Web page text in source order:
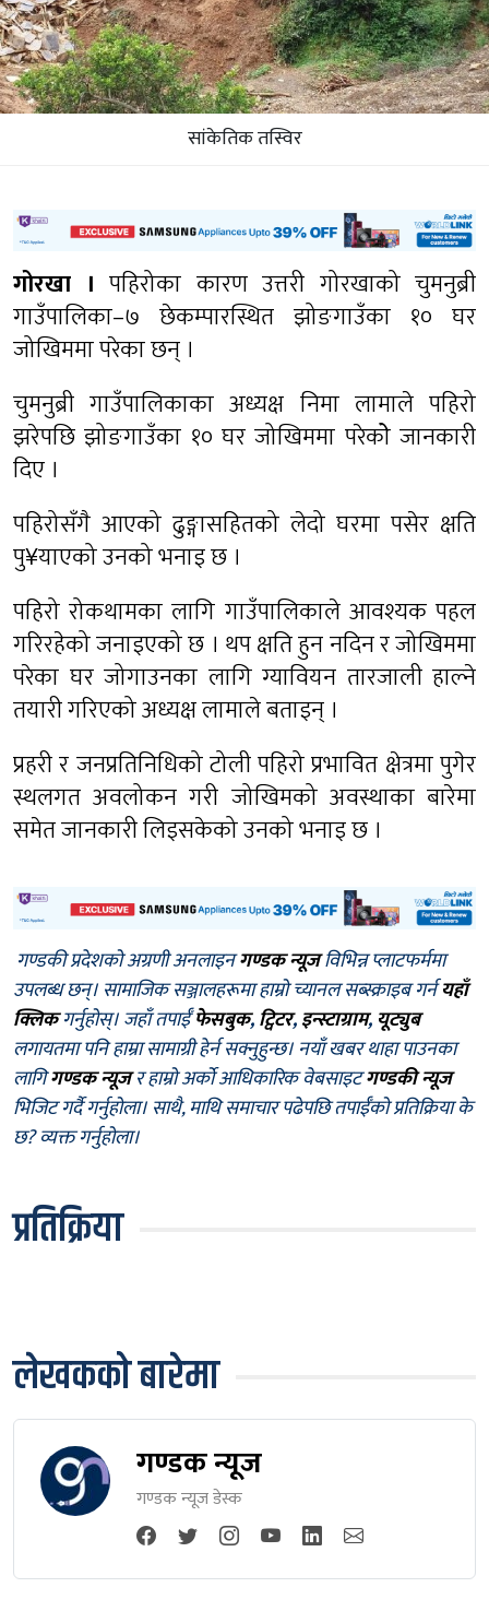
सांकेतिक तस्विर
गोरखा । पहिरोका कारण उत्तरी गोरखाको चुमनुब्री
गाउँपालिका–७ छेकम्पारस्थित झोङगाउँका १० घर
जोखिममा परेका छन् ।
चुमनुब्री गाउँपालिकाका अध्यक्ष निमा लामाले पहिरो
झरेपछि झोङगाउँका १० घर जोखिममा परेकोे जानकारी
दिए ।
पहिरोसँगै आएको ढुङ्गासहितको लेदो घरमा पसेर क्षति
पु¥याएको उनको भनाइ छ ।
पहिरो रोकथामका लागि गाउँपालिकाले आवश्यक पहल
गरिरहेको जनाइएको छ । थप क्षति हुन नदिन र जोखिममा
परेका घर जोगाउनका लागि ग्यावियन तारजाली हाल्ने
तयारी गरिएको अध्यक्ष लामाले बताइन् ।
प्रहरी र जनप्रतिनिधिको टोली पहिरो प्रभावित क्षेत्रमा पुगेर
स्थलगत अवलोकन गरी जोखिमको अवस्थाका बारेमा
समेत जानकारी लिइसकेको उनको भनाइ छ ।
गण्डकी प्रदेशको अग्रणी अनलाइनगण्डक न्यूजविभिन्न प्लाटफर्ममा
उपलब्ध छन्। सामाजिक सञ्जालहरूमा हाम्रो च्यानल सब्स्क्राइब गर्नयहाँ
क्लिकगर्नुहोस्। जहाँ तपाईँफेसबुक,ट्विटर,इन्स्टाग्राम, यूट्युब
लगायतमा पनि हाम्रा सामाग्री हेर्न सक्नुहुन्छ। नयाँ खबर थाहा पाउनका
लागिगण्डक न्यूजर हाम्रो अर्को आधिकारिक वेबसाइटगण्डकी न्यूज
भिजिट गर्दै गर्नुहोला। साथै, माथि समाचार पढेपछि तपाईँको प्रतिक्रिया के
छ? व्यक्त गर्नुहोला।
प्रतिक्रिया
लेखकको बारेमा
गण्डक न्यूज
गण्डक न्यूज डेस्क